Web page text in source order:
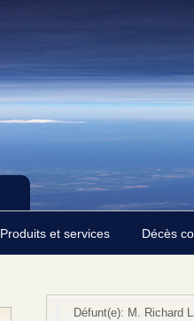
Produits et services Décès
Défunt(e): M. Richard